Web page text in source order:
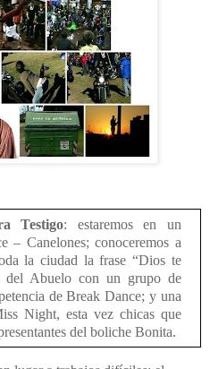
Testigo: estaremos en un
– Canelones; conoceremos a
la ciudad la frase “Dios te
del Abuelo con un grupo de
de Break Dance; y una
Night, esta vez chicas que
del boliche Bonita.